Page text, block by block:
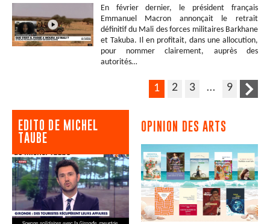
En février dernier, le président français
Emmanuel Macron annonçait le retrait
définitif du Mali des forces militaires Barkhane
et Takuba. Il en profitait, dans une allocution,
pour nommer clairement, auprès des
autorités…
1 2 3 … 9
EDITO DE MICHEL
TAUBE
OPINION DES ARTS